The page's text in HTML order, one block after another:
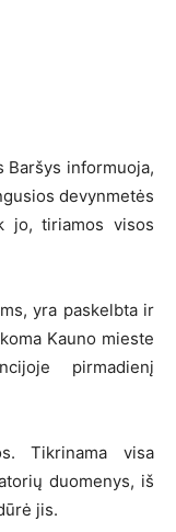
Baršys informuoja,
devynmetės
jo, tiriamos visos
yra paskelbta ir
Kauno mieste
pirmadienį
Tikrinama visa
duomenys, iš
jis.